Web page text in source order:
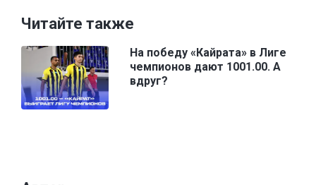
Читайте также
На победу «Кайрата» в Лиге
чемпионов дают 1001.00. А
вдруг?